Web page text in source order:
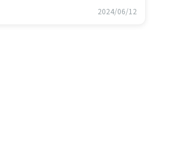
居ない中、電源サイトでぬくぬ
2024/06/12